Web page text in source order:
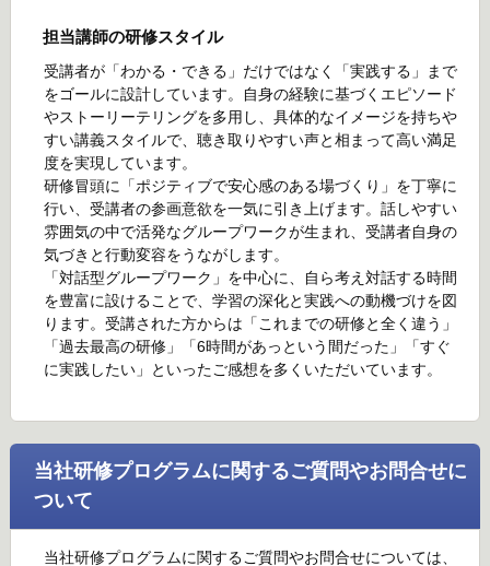
担当講師の研修スタイル
受講者が「わかる・できる」だけではなく「実践する」まで
をゴールに設計しています。自身の経験に基づくエピソード
やストーリーテリングを多用し、具体的なイメージを持ちや
すい講義スタイルで、聴き取りやすい声と相まって高い満足
度を実現しています。
研修冒頭に「ポジティブで安心感のある場づくり」を丁寧に
行い、受講者の参画意欲を一気に引き上げます。話しやすい
雰囲気の中で活発なグループワークが生まれ、受講者自身の
気づきと行動変容をうながします。
「対話型グループワーク」を中心に、自ら考え対話する時間
を豊富に設けることで、学習の深化と実践への動機づけを図
ります。受講された方からは「これまでの研修と全く違う」
「過去最高の研修」「6時間があっという間だった」「すぐ
に実践したい」といったご感想を多くいただいています。
当社研修プログラムに関するご質問やお問合せに
ついて
当社研修プログラムに関するご質問やお問合せについては、